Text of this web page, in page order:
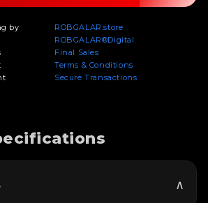
by
ROBGALAR.store
ROBGALAR®Digital
Final Sales
Terms & Conditions
Secure Transactions
∧